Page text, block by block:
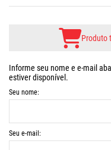
Produto
Informe seu nome e e-mail
estiver disponível.
Seu nome:
Seu e-mail: